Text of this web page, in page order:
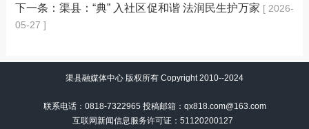
下一条：渠县：“典” 入社区促和谐 法润民生护万家 [ 2026-
05-27 ]
渠县融媒体中心 版权所有 Copyright 2010--2024
联系电话：0818-7322965 投稿邮箱：qx818.com@163.com
互联网新闻信息服务许可证：51120200127